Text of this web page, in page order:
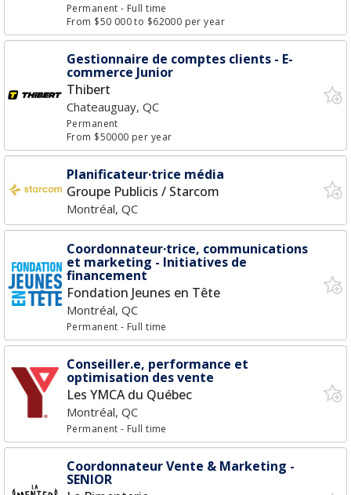
Permanent- Full time
From $50 000 to $62000 per year
Gestionnaire de comptes clients - E-
commerce Junior
Thibert
Chateauguay, QC
Permanent
From $50000 per year
Planificateur·trice média
Groupe Publicis / Starcom
Montréal, QC
Coordonnateur·trice, communications
et marketing - Initiatives de
financement
Fondation Jeunes en Tête
Montréal, QC
Permanent- Full time
Conseiller.e, performance et
optimisation des vente
Les YMCA du Québec
Montréal, QC
Permanent- Full time
Coordonnateur Vente & Marketing -
SENIOR